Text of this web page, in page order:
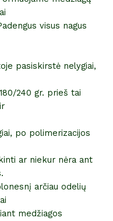
visus nagus
pasiskirstė nelygiai,
240 gr. prieš tai
po polimerizacijos
ar niekur nėra ant
arčiau odelių
medžiagos